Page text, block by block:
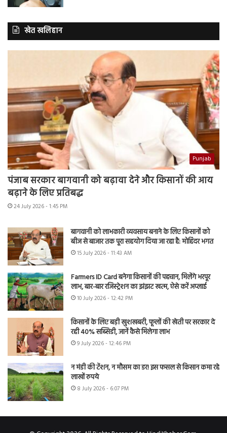
खेत खलिहान
Punjab
पंजाब सरकार बागवानी को बढ़ावा देने और किसानों की आय
बढ़ाने के लिए प्रतिबद्ध
24 July 2026 - 1:45 PM
बागवानी को लाभकारी व्यवसाय बनाने के लिए किसानों को
बीज से बाजार तक पूरा सहयोग दिया जा रहा है: मोहिंदर भगत
15 July 2026 - 11:43 AM
Farmers ID Card बनेगा किसानों की पहचान, मिलेंगे भरपूर
लाभ, बार-बार रजिस्ट्रेशन का झंझट खत्म, ऐसे करें अप्लाई
10 July 2026 - 12:42 PM
किसानों के लिए बड़ी खुशखबरी, फूलों की खेती पर सरकार दे
रही 40% सब्सिडी, जानें कैसे मिलेगा लाभ
9 July 2026 - 12:46 PM
न मंडी की टेंशन, न मौसम का डर! इस फसल से किसान कमा रहे
लाखों रुपये
8 July 2026 - 6:07 PM